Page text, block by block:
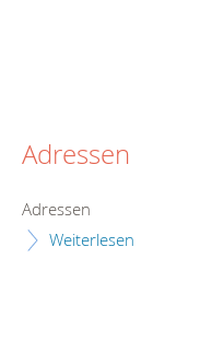
Adressen
Adressen
Weiterlesen